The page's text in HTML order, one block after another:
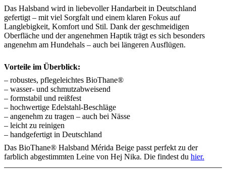
Das Halsband wird in liebevoller Handarbeit in Deutschland
gefertigt – mit viel Sorgfalt und einem klaren Fokus auf
Langlebigkeit, Komfort und Stil. Dank der geschmeidigen
Oberfläche und der angenehmen Haptik trägt es sich besonders
angenehm am Hundehals – auch bei längeren Ausflügen.
Vorteile im Überblick:
– robustes, pflegeleichtes BioThane®
– wasser- und schmutzabweisend
– formstabil und reißfest
– hochwertige Edelstahl-Beschläge
– angenehm zu tragen – auch bei Nässe
– leicht zu reinigen
– handgefertigt in Deutschland
Das BioThane® Halsband Mérida Beige passt perfekt zu der
farblich abgestimmten Leine von Hej Nika. Die findest du hier.